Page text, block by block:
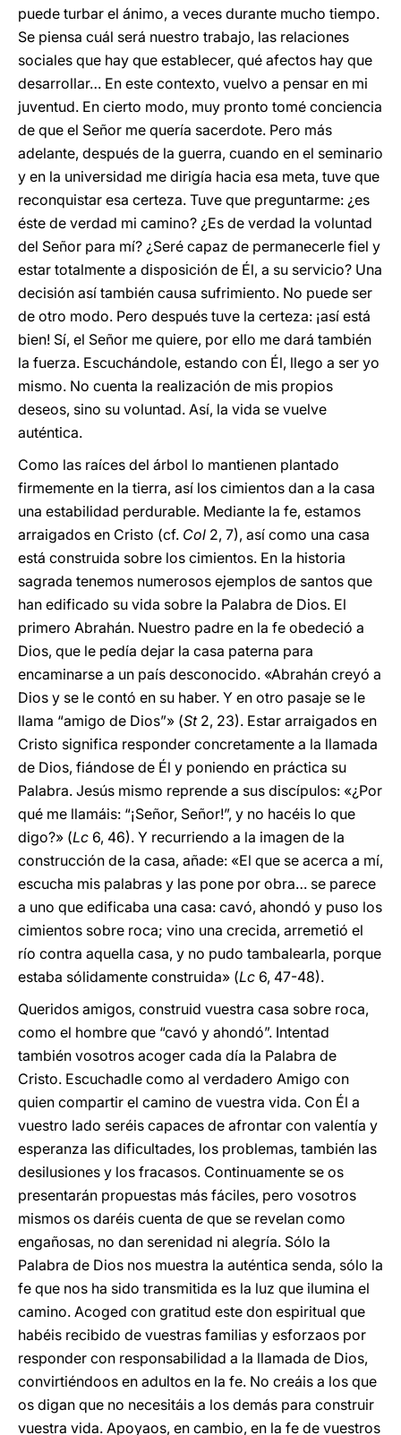
puede turbar el ánimo, a veces durante mucho tiempo.
Se piensa cuál será nuestro trabajo, las relaciones
sociales que hay que establecer, qué afectos hay que
desarrollar… En este contexto, vuelvo a pensar en mi
juventud. En cierto modo, muy pronto tomé conciencia
de que el Señor me quería sacerdote. Pero más
adelante, después de la guerra, cuando en el seminario
y en la universidad me dirigía hacia esa meta, tuve que
reconquistar esa certeza. Tuve que preguntarme: ¿es
éste de verdad mi camino? ¿Es de verdad la voluntad
del Señor para mí? ¿Seré capaz de permanecerle fiel y
estar totalmente a disposición de Él, a su servicio? Una
decisión así también causa sufrimiento. No puede ser
de otro modo. Pero después tuve la certeza: ¡así está
bien! Sí, el Señor me quiere, por ello me dará también
la fuerza. Escuchándole, estando con Él, llego a ser yo
mismo. No cuenta la realización de mis propios
deseos, sino su voluntad. Así, la vida se vuelve
auténtica.
Como las raíces del árbol lo mantienen plantado
firmemente en la tierra, así los cimientos dan a la casa
una estabilidad perdurable. Mediante la fe, estamos
arraigados en Cristo (cf. Col 2, 7), así como una casa
está construida sobre los cimientos. En la historia
sagrada tenemos numerosos ejemplos de santos que
han edificado su vida sobre la Palabra de Dios. El
primero Abrahán. Nuestro padre en la fe obedeció a
Dios, que le pedía dejar la casa paterna para
encaminarse a un país desconocido. «Abrahán creyó a
Dios y se le contó en su haber. Y en otro pasaje se le
llama “amigo de Dios”» (St2, 23). Estar arraigados en
Cristo significa responder concretamente a la llamada
de Dios, fiándose de Él y poniendo en práctica su
Palabra. Jesús mismo reprende a sus discípulos: «¿Por
qué me llamáis: “¡Señor, Señor!”, y no hacéis lo que
digo?» (Lc 6, 46). Y recurriendo a la imagen de la
construcción de la casa, añade: «El que se acerca a mí,
escucha mis palabras y las pone por obra… se parece
a uno que edificaba una casa: cavó, ahondó y puso los
cimientos sobre roca; vino una crecida, arremetió el
río contra aquella casa, y no pudo tambalearla, porque
estaba sólidamente construida» (Lc 6, 47-48).
Queridos amigos, construid vuestra casa sobre roca,
como el hombre que “cavó y ahondó”. Intentad
también vosotros acoger cada día la Palabra de
Cristo. Escuchadle como al verdadero Amigo con
quien compartir el camino de vuestra vida. Con Él a
vuestro lado seréis capaces de afrontar con valentía y
esperanza las dificultades, los problemas, también las
desilusiones y los fracasos. Continuamente se os
presentarán propuestas más fáciles, pero vosotros
mismos os daréis cuenta de que se revelan como
engañosas, no dan serenidad ni alegría. Sólo la
Palabra de Dios nos muestra la auténtica senda, sólo la
fe que nos ha sido transmitida es la luz que ilumina el
camino. Acoged con gratitud este don espiritual que
habéis recibido de vuestras familias y esforzaos por
responder con responsabilidad a la llamada de Dios,
convirtiéndoos en adultos en la fe. No creáis a los que
os digan que no necesitáis a los demás para construir
vuestra vida. Apoyaos, en cambio, en la fe de vuestros